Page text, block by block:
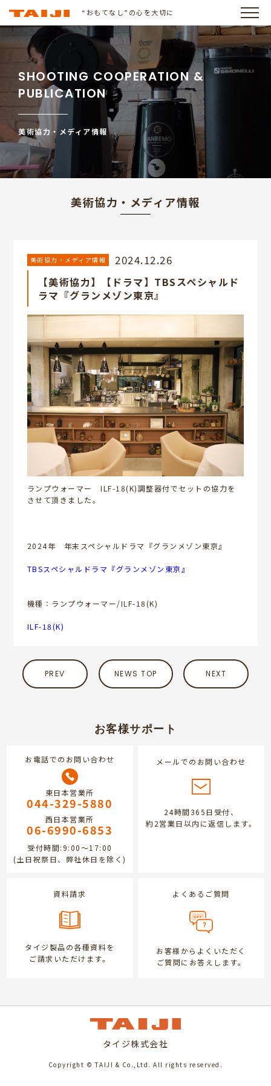
“おもてなし”の心を大切に
SHOOTING COOPERATION &
PUBLICATION
美術協力・メディア情報
美術協力・メディア情報
美術協力・メディア情報 2024.12.26
【美術協力】【ドラマ】TBSスペシャルド
ラマ『グランメゾン東京』
ランプウォーマー ILF-18(K)調整器付でセットの協力を
させて頂きました。
2024年 年末スペシャルドラマ『グランメゾン東京』
TBSスペシャルドラマ『グランメゾン東京』
機種：ランプウォーマー/ILF-18(K)
ILF-18(K)
PREV NEWS TOP NEXT
お客様サポート
お電話でのお問い合わせ
東日本営業所
044-329-5880
西日本営業所
06-6990-6853
受付時間:9:00～17:00
(土日祝祭日、弊社休日を除く)
メールでのお問い合わせ
24時間365日受付、
約2営業日以内に返信します。
資料請求
タイジ製品の各種資料を
ご請求いただけます。
よくあるご質問
お客様からよくいただく
ご質問にお答えします。
タイジ株式会社
Copyright © TAIJI & Co.,Ltd. All rights reserved.